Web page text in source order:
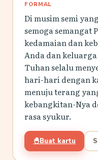
FORMAL
Di musim semi
semoga semangat
kedamaian dan
Anda dan
Tuhan selalu
hari-hari dengan
menuju terang
kebangkitan-Nya
rasa syukur.
🐣Buat kartu